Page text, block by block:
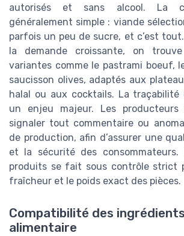
autorisés et sans alcool. La
généralement simple : viande
parfois un peu de sucre, et c’est
la demande croissante, on
variantes comme le pastrami boeuf,
saucisson olives, adaptés aux
halal ou aux cocktails. La traçabilité
un enjeu majeur. Les producteurs
signaler tout commentaire ou
de production, afin d’assurer une
et la sécurité des consommateurs.
produits se fait sous contrôle strict
fraîcheur et le poids exact des pièces.
Compatibilité des
alimentaire